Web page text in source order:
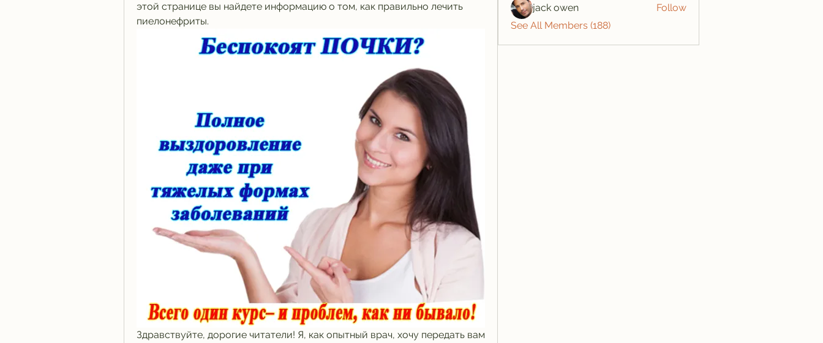
этой странице вы найдете информацию о том, как правильно лечить
пиелонефриты.
Здравствуйте, дорогие читатели! Я, как опытный врач, хочу передать вам
jack owen
Follow
See All Members (188)